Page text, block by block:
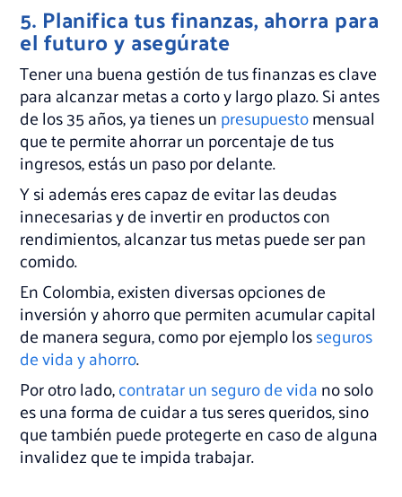
5. Planifica tus finanzas, ahorra para
el futuro y asegúrate
Tener una buena gestión de tus finanzas es clave
para alcanzar metas a corto y largo plazo. Si antes
de los 35 años, ya tienes unpresupuestomensual
que te permite ahorrar un porcentaje de tus
ingresos, estás un paso por delante.
Y si además eres capaz de evitar las deudas
innecesarias y de invertir en productos con
rendimientos, alcanzar tus metas puede ser pan
comido.
En Colombia, existen diversas opciones de
inversión y ahorro que permiten acumular capital
de manera segura, como por ejemplo losseguros
de vida y ahorro.
Por otro lado,contratar un seguro de vidano solo
es una forma de cuidar a tus seres queridos, sino
que también puede protegerte en caso de alguna
invalidez que te impida trabajar.